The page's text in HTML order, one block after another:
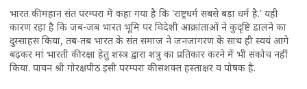
भारत की महान संत परम्परा में कहा गया है कि 'राष्ट्रधर्म सबसे बड़ा धर्म है.' यही
कारण रहा है कि जब-जब भारत भूमि पर विदेशी आक्रांताओं ने कुदृष्टि डालने का
दुस्साहस किया, तब-तब भारत के संत समाज ने जनजागरण के साथ ही स्वयं आगे
बढ़कर मां भारती की रक्षा हेतु शस्त्र द्वारा शत्रु का प्रतिकार करने में भी संकोच नहीं
किया. पावन श्री गोरक्षपीठ इसी परम्परा की सशक्त हस्ताक्षर व पोषक है.